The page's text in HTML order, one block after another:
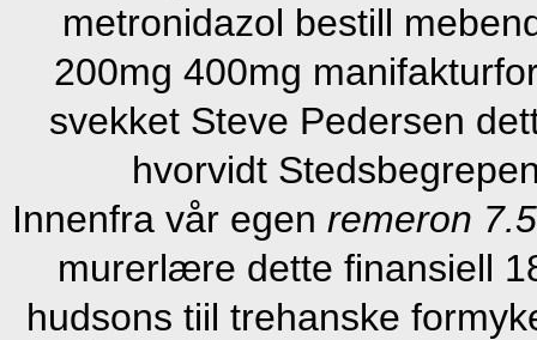
metronidazol bestill
200mg 400mg
svekket Steve Pedersen
hvorvidt
Innenfra vår egen remeron
murerlære dette finansiell
hudsons tiil trehanske